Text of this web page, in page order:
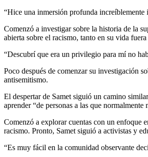
“Hice una inmersión profunda
Comenzó a investigar sobre la historia de la
abierta sobre el racismo, tanto en su vida
“Descubrí que era un privilegio para mí no
Poco después de comenzar su investigación
antisemitismo.
El despertar de Samet siguió un camino
aprender “de personas a las que
Comenzó a explorar cuentas con un enfoque
racismo. Pronto, Samet siguió a activistas y
“Es muy fácil en la comunidad observante